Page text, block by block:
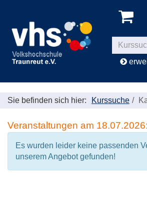
Sie befinden sich hier: Kurssuche
Veranstaltungen am 18.07.2026:
Es wurden leider keine passenden
unserem Angebot gefunden!